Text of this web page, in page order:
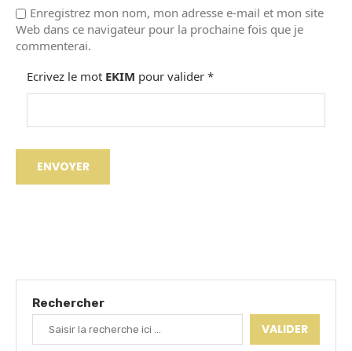
Enregistrez mon nom, mon adresse e-mail et mon site
Web dans ce navigateur pour la prochaine fois que je
commenterai.
Ecrivez le mot EKIM pour valider *
Rechercher
VALIDER